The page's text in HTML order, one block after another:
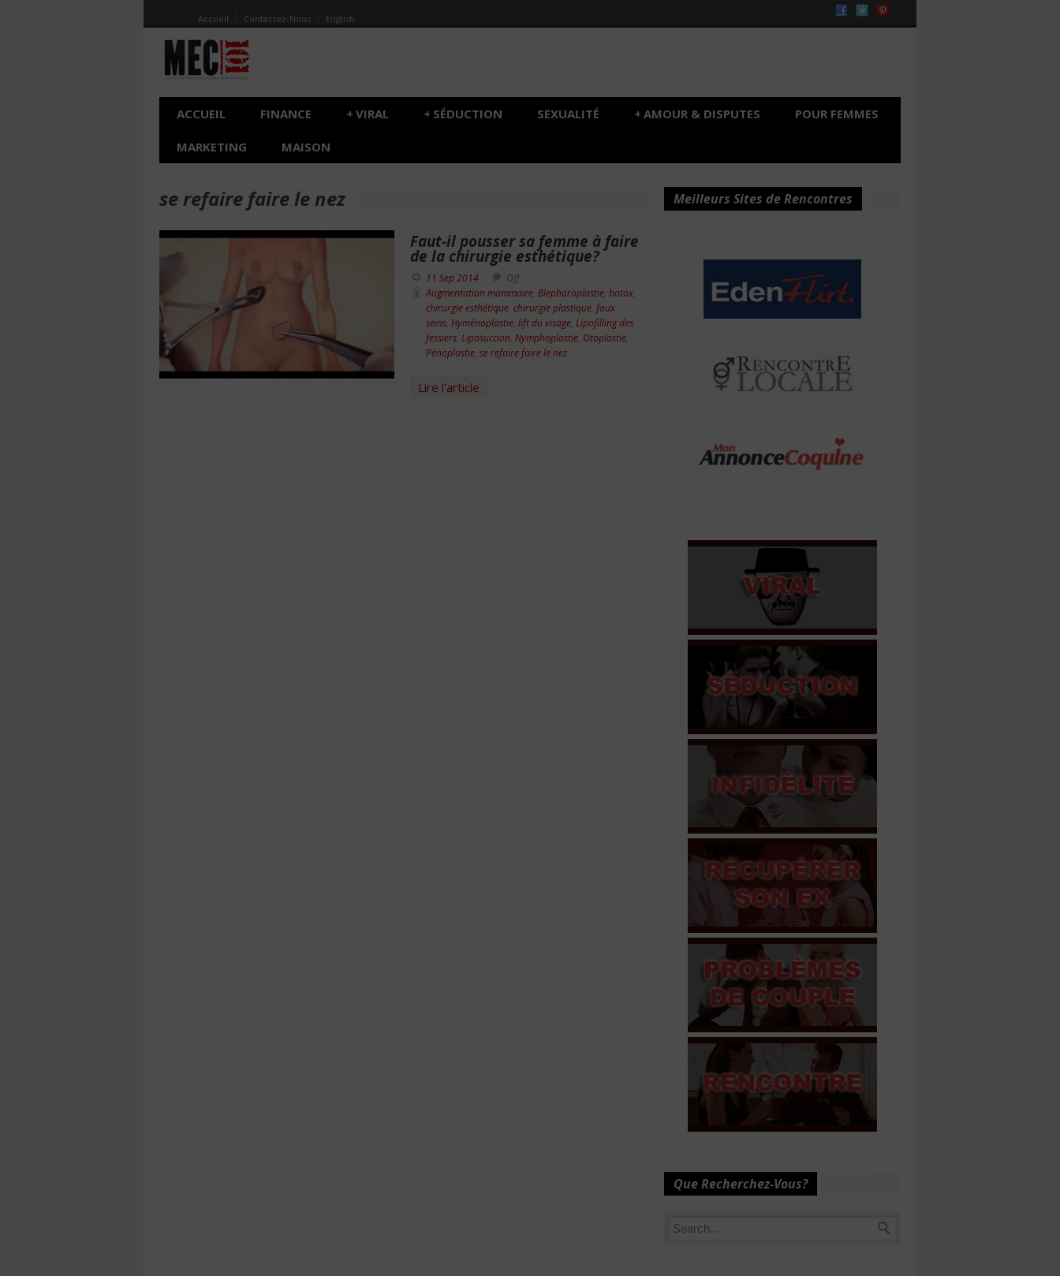
Accueil Contactez-Nous English
ACCUEIL FINANCE VIRAL
+ SÉDUCTION
+ SEXUALITÉ AMOUR & DISPUTES
+ POUR FEMMES
MARKETING MAISON
se refaire faire le nez
Faut-il pousser sa femme à faire
de la chirurgie esthétique?
11 Sep 2014
Off
Augmentation mammaire, Blepharoplastie, botox,
chirurgie esthétique, chirurgie plastique, faux
seins, Hyménoplastie, lift du visage, Lipofilling des
fessiers, Liposuccion Nymphoplastie, Otoplastie,
Pénoplastie, se refaire faire le nez
Lire l'article
Meilleurs Sites de Rencontres
Que Recherchez-Vous?